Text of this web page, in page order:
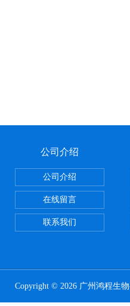
公司介绍
公司介绍
在线留言
联系我们
Copyright © 2026 广州鸿程生